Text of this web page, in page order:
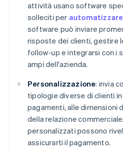
attività usano software
solleciti per automatizzare
software può inviare
risposte dei clienti, gestire
follow-up e integrarsi con i
ampi dell'azienda.
Personalizzazione: invia
tipologie diverse di clienti
pagamenti, alle dimensioni
della relazione
personalizzati possono
assicurarti il pagamento.